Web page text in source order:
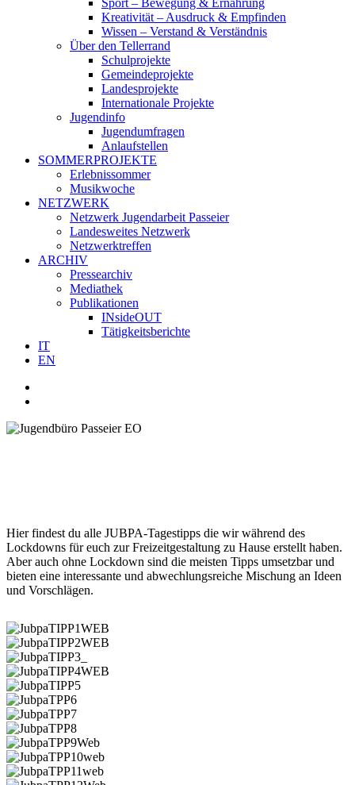
Sport – Bewegung & Ernährung
Kreativität – Ausdruck & Empfinden
Wissen – Verstand & Verständnis
Über den Tellerrand
Schulprojekte
Gemeindeprojekte
Landesprojekte
Internationale Projekte
Jugendinfo
Jugendumfragen
Anlaufstellen
SOMMERPROJEKTE
Erlebnissommer
Musikwoche
NETZWERK
Netzwerk Jugendarbeit Passeier
Landesweites Netzwerk
Netzwerktreffen
ARCHIV
Pressearchiv
Mediathek
Publikationen
INsideOUT
Tätigkeitsberichte
IT
EN
Hier findest du alle JUBPA-Tagestipps die wir während des
Lockdowns für euch zur Freizeitgestaltung zu Hause erstellt haben.
Aber auch ohne Lockdown sind die meisten Tipps umsetzbar und
bieten eine interessante und abwechlungsreiche Mischung an Ideen
und Vorschlägen.
JubpaTIPP1WEB
JubpaTIPP2WEB
JubpaTIPP3_
JubpaTIPP4WEB
JubpaTIPP5
JubpaTPP6
JubpaTPP7
JubpaTPP8
JubpaTPP9Web
JubpaTPP10web